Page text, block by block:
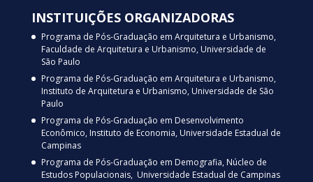
INSTITUIÇÕES ORGANIZADORAS
Programa de Pós-Graduação em Arquitetura e Urbanismo,
Faculdade de Arquitetura e Urbanismo, Universidade de
São Paulo
Programa de Pós-Graduação em Arquitetura e Urbanismo,
Instituto de Arquitetura e Urbanismo, Universidade de São
Paulo
Programa de Pós-Graduação em Desenvolvimento
Econômico, Instituto de Economia, Universidade Estadual de
Campinas
Programa de Pós-Graduação em Demografia, Núcleo de
Estudos Populacionais, Universidade Estadual de Campinas